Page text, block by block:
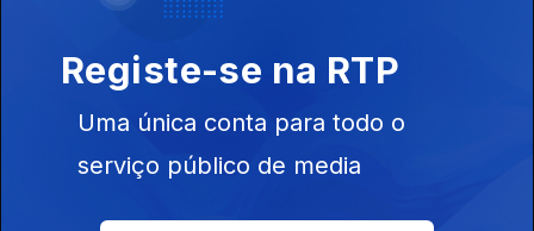
09 jul. 2026
Registe-se na RTP
Uma única conta para todo o
serviço público de media